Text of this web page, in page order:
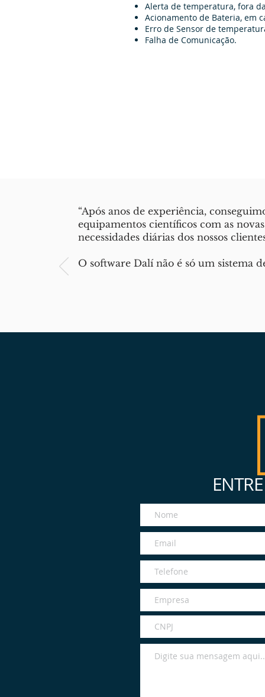
Alerta de temperatura, fora
Acionamento de Bateria, em
Erro de Sensor de
Falha de Comunicação.
“Após anos de experiência,
equipamentos científicos com as
necessidades diárias dos nossos
O software Dalí não é só um sistema